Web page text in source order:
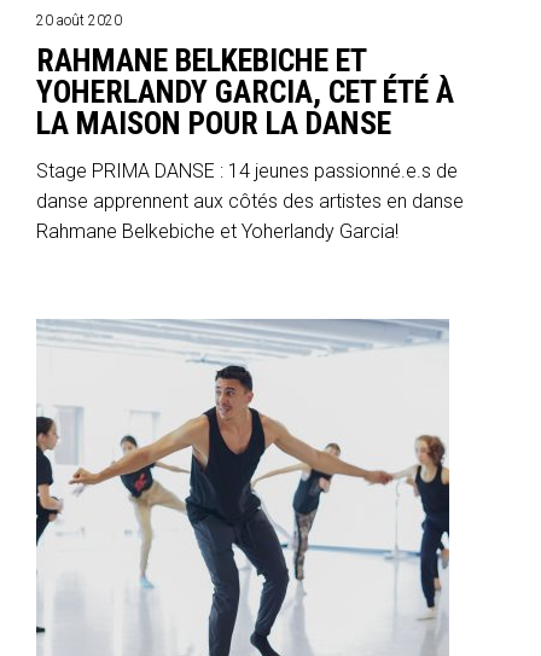
20 août 2020
RAHMANE BELKEBICHE ET
YOHERLANDY GARCIA, CET ÉTÉ À
LA MAISON POUR LA DANSE
Stage PRIMA DANSE : 14 jeunes passionné.e.s de
danse apprennent aux côtés des artistes en danse
Rahmane Belkebiche et Yoherlandy Garcia!